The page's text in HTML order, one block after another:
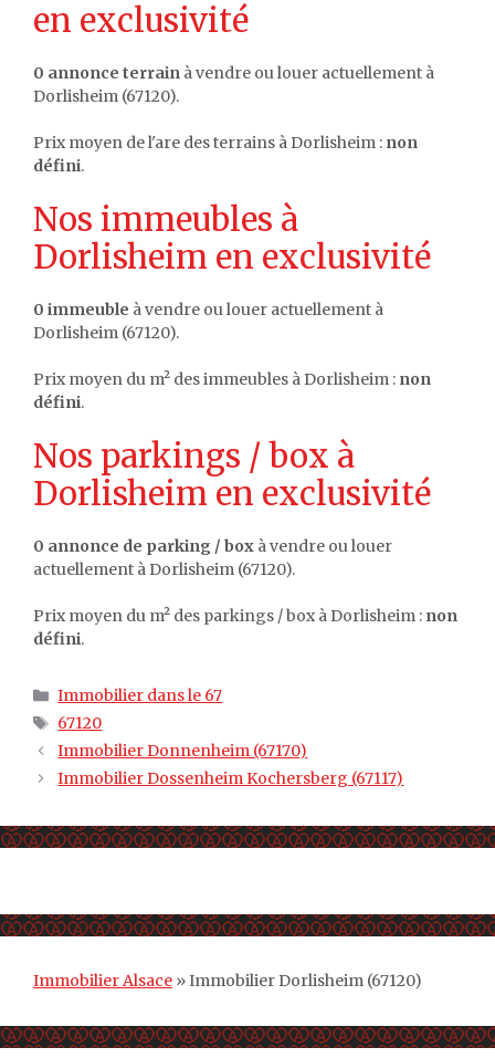
en exclusivité
0 annonce terrain à vendre ou louer actuellement à
Dorlisheim (67120).
Prix moyen de l'are des terrains à Dorlisheim : non
défini.
Nos immeubles à
Dorlisheim en exclusivité
0 immeuble à vendre ou louer actuellement à
Dorlisheim (67120).
Prix moyen du m² des immeubles à Dorlisheim : non
défini.
Nos parkings / box à
Dorlisheim en exclusivité
0 annonce de parking / box à vendre ou louer
actuellement à Dorlisheim (67120).
Prix moyen du m² des parkings / box à Dorlisheim : non
défini.
Catégories
Immobilier dans le 67
Étiquettes
67120
Immobilier Donnenheim (67170)
Immobilier Dossenheim Kochersberg (67117)
Immobilier Alsace »Immobilier Dorlisheim (67120)